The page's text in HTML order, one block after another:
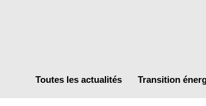
Toutes les actualités Transition